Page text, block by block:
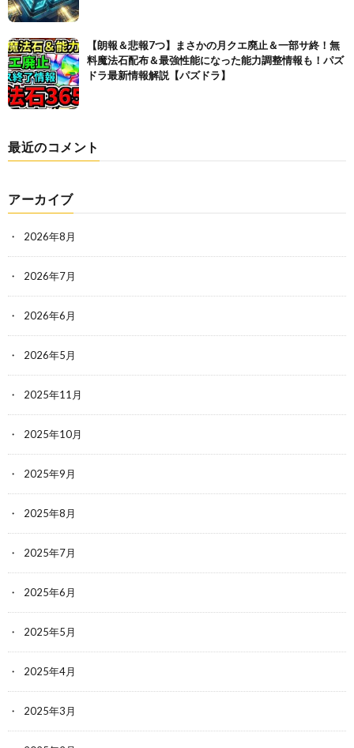
【朗報＆悲報7つ】まさかの月クエ廃止＆一部サ終！無
料魔法石配布＆最強性能になった能力調整情報も！パズ
ドラ最新情報解説【パズドラ】
最近のコメント
アーカイブ
2026年8月
2026年7月
2026年6月
2026年5月
2025年11月
2025年10月
2025年9月
2025年8月
2025年7月
2025年6月
2025年5月
2025年4月
2025年3月